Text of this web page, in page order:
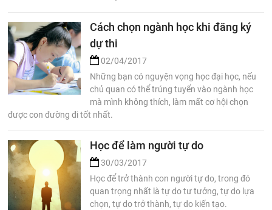
Cách chọn ngành học khi đăng ký
dự thi
02/04/2017
Những bạn có nguyện vọng học đại học, nếu
chủ quan có thể trúng tuyển vào ngành học
mà mình không thích, làm mất cơ hội chọn
được con đường đi tốt nhất.
Học để làm người tự do
30/03/2017
Học để trở thành con người tự do, trong đó
quan trọng nhất là tự do tư tưởng, tự do lựa
chọn, tự do trở thành, tự do kiến tạo.